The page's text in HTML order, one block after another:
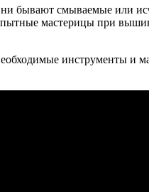
бывают смываемые или
мастерицы при
инструменты и